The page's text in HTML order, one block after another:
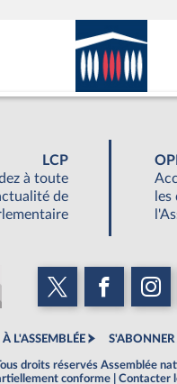
LCP
à toute
de
L'ASSEMBLÉE S'ABONNER
droits réservés Assemblée
conforme Contacter